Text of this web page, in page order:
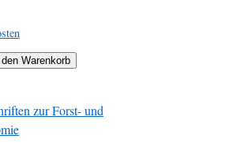
den Warenkorb
zur Forst- und